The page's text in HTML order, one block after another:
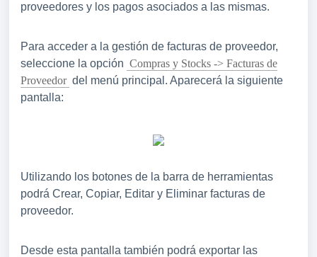
proveedores y los pagos asociados a las mismas.
Para acceder a la gestión de facturas de proveedor,
seleccione la opción Compras y Stocks -> Facturas de
Proveedor del menú principal. Aparecerá la siguiente
pantalla:
Utilizando los botones de la barra de herramientas
podrá Crear, Copiar, Editar y Eliminar facturas de
proveedor.
Desde esta pantalla también podrá exportar las